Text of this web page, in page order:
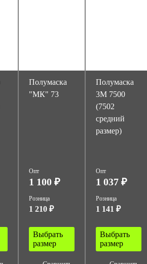
Полумаска
"МК" 73
Опт
1 100 ₽
Розница
1 210 ₽
Выбрать
размер
Полумаска
3М 7500
(7502
средний
размер)
Опт
1 037 ₽
Розница
1 141 ₽
Выбрать
размер